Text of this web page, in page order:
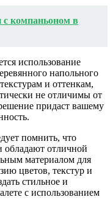
с компаньоном в
использование
напольного
и оттенкам,
не отличимы от
придаст вашему
помнить, что
обладают отличной
материалом для
цветов, текстур и
стильное и
с использованием